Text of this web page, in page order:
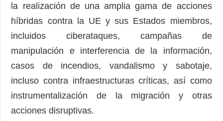
la realización de una amplia gama de acciones
híbridas contra la UE y sus Estados miembros,
incluidos ciberataques, campañas de
manipulación e interferencia de la información,
casos de incendios, vandalismo y sabotaje,
incluso contra infraestructuras críticas, así como
instrumentalización de la migración y otras
acciones disruptivas.